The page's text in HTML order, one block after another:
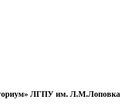
ЛГПУ им. Л.М.Лоповка